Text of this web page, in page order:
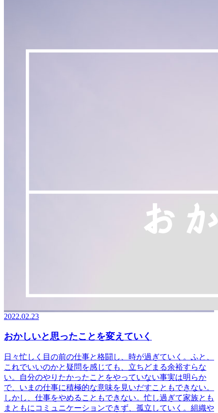
2022.02.23
おかしいと思ったことを変えていく
日々忙しく目の前の仕事と格闘し、時が過ぎていく。ふと、
これでいいのかと疑問を感じても、立ちどまる余裕すらな
い。自分のやりたかったことをやっていない事実は明らか
で、いまの仕事に積極的な意味を見いだすこともできない。
しかし、仕事をやめることもできない。忙し過ぎて家族とも
まともにコミュニケーションできず、孤立していく。組織や